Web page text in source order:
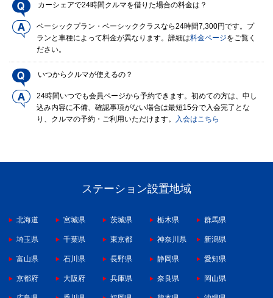
カーシェアで24時間クルマを借りた場合の料金は？
ベーシックプラン・ベーシッククラスなら24時間7,300円です。プ
ランと車種によって料金が異なります。詳細は料金ページをご覧く
ださい。
いつからクルマが使えるの？
24時間いつでも会員ページから予約できます。初めての方は、申し
込み内容に不備、確認事項がない場合は最短15分で入会完了とな
り、クルマの予約・ご利用いただけます。
入会はこちら
ステーション設置地域
北海道 宮城県 茨城県 栃木県 群馬県
埼玉県 千葉県 東京都 神奈川県 新潟県
富山県 石川県 長野県 静岡県 愛知県
京都府 大阪府 兵庫県 奈良県 岡山県